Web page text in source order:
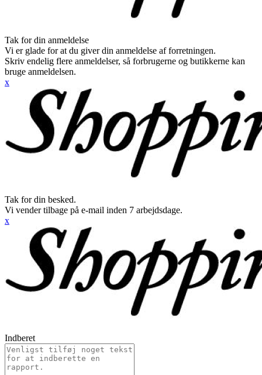
Tak for din anmeldelse
Vi er glade for at du giver din anmeldelse af forretningen.
Skriv endelig flere anmeldelser, så forbrugerne og butikkerne kan
bruge anmeldelsen.
x
Tak for din besked.
Vi vender tilbage på e-mail inden 7 arbejdsdage.
x
Indberet